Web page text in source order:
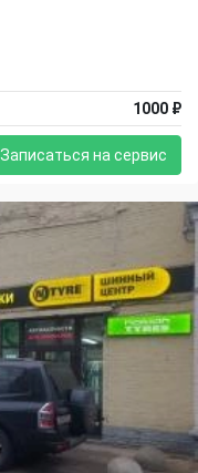
1000 ₽
Записаться на сервис